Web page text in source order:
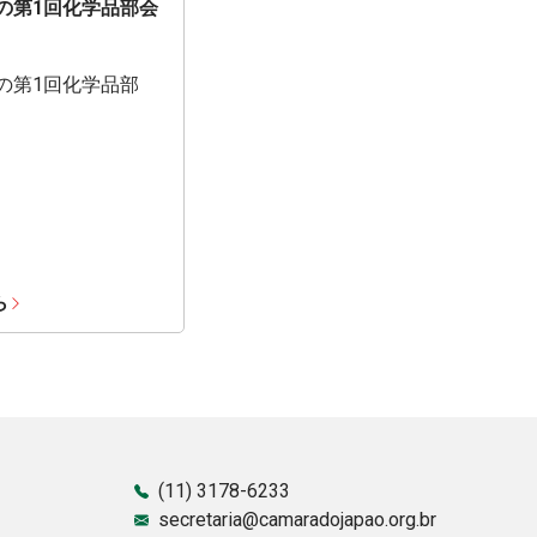
第1回化学品部会
第1回化学品部
(11) 3178-6233
secretaria@camaradojapao.org.br